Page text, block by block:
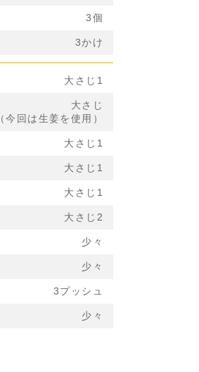
3個
3かけ
大さじ1
大さじ
（今回は生姜を使用）
大さじ1
大さじ1
大さじ1
大さじ2
少々
少々
3プッシュ
少々